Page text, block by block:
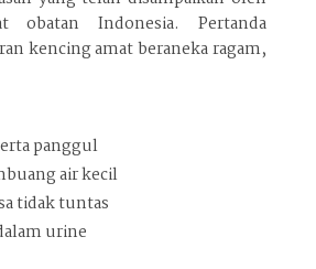
obatan Indonesia. Pertanda
kencing amat beraneka ragam,
panggul
air kecil
tidak tuntas
urine